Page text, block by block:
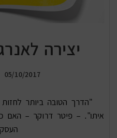
יצירה
05/10/2017
"הדרך הטובה ביותר
איתו". – פיטר דרוקר –
העסק